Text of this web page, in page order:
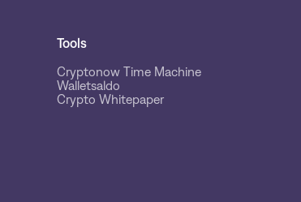
Tools
Cryptonow Time Machine
Walletsaldo
Crypto Whitepaper